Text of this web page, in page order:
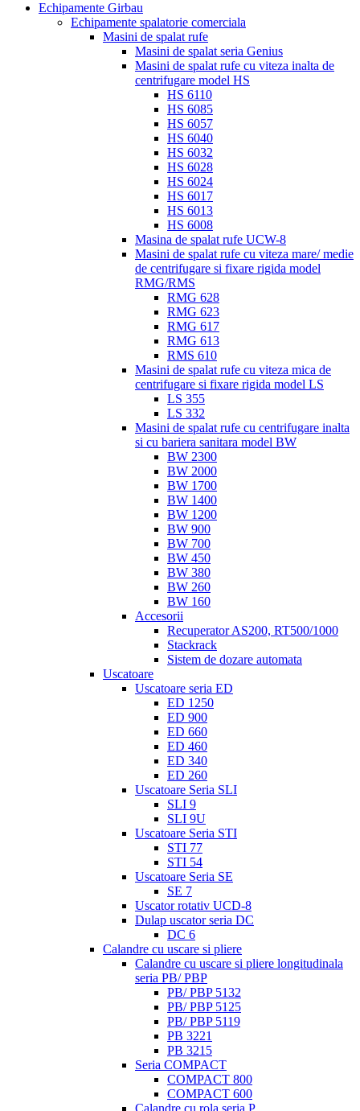
Echipamente Girbau
Echipamente spalatorie comerciala
Masini de spalat rufe
Masini de spalat seria Genius
Masini de spalat rufe cu viteza inalta de
centrifugare model HS
HS 6110
HS 6085
HS 6057
HS 6040
HS 6032
HS 6028
HS 6024
HS 6017
HS 6013
HS 6008
Masina de spalat rufe UCW-8
Masini de spalat rufe cu viteza mare/ medie
de centrifugare si fixare rigida model
RMG/RMS
RMG 628
RMG 623
RMG 617
RMG 613
RMS 610
Masini de spalat rufe cu viteza mica de
centrifugare si fixare rigida model LS
LS 355
LS 332
Masini de spalat rufe cu centrifugare inalta
si cu bariera sanitara model BW
BW 2300
BW 2000
BW 1700
BW 1400
BW 1200
BW 900
BW 700
BW 450
BW 380
BW 260
BW 160
Accesorii
Recuperator AS200, RT500/1000
Stackrack
Sistem de dozare automata
Uscatoare
Uscatoare seria ED
ED 1250
ED 900
ED 660
ED 460
ED 340
ED 260
Uscatoare Seria SLI
SLI 9
SLI 9U
Uscatoare Seria STI
STI 77
STI 54
Uscatoare Seria SE
SE 7
Uscator rotativ UCD-8
Dulap uscator seria DC
DC 6
Calandre cu uscare si pliere
Calandre cu uscare si pliere longitudinala
seria PB/ PBP
PB/ PBP 5132
PB/ PBP 5125
PB/ PBP 5119
PB 3221
PB 3215
Seria COMPACT
COMPACT 800
COMPACT 600
Calandre cu rola seria P